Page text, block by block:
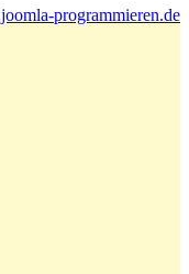
programmieren.de